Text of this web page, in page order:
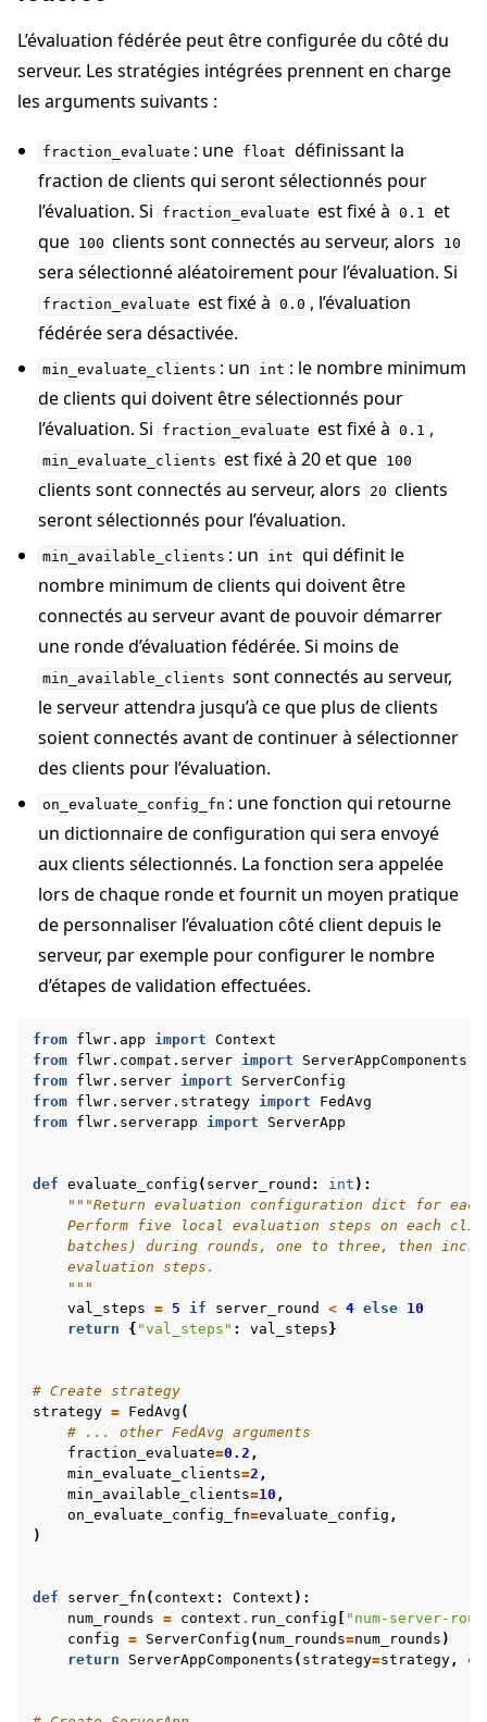
L’évaluation fédérée peut être configurée du côté du
serveur. Les stratégies intégrées prennent en charge
les arguments suivants :
fraction_evaluate : une float définissant la
fraction de clients qui seront sélectionnés pour
l’évaluation. Si
fraction_evaluate est fixé à 0.1 et
que 100 clients sont connectés au serveur, alors 10
sera sélectionné aléatoirement pour l’évaluation. Si
fraction_evaluate est fixé à 0.0 , l’évaluation
fédérée sera désactivée.
min_evaluate_clients : un int : le nombre minimum
de clients qui doivent être sélectionnés pour
l’évaluation. Si
fraction_evaluate est fixé à 0.1 ,
min_evaluate_clients est fixé à 20 et que 100
clients sont connectés au serveur, alors 20 clients
seront sélectionnés pour l’évaluation.
min_available_clients : un int qui définit le
nombre minimum de clients qui doivent être
connectés au serveur avant de pouvoir démarrer
une ronde d’évaluation fédérée. Si moins de
min_available_clients sont connectés au serveur,
le serveur attendra jusqu’à ce que plus de clients
soient connectés avant de continuer à sélectionner
des clients pour l’évaluation.
on_evaluate_config_fn : une fonction qui retourne
un dictionnaire de configuration qui sera envoyé
aux clients sélectionnés. La fonction sera appelée
lors de chaque ronde et fournit un moyen pratique
de personnaliser l’évaluation côté client depuis le
serveur, par exemple pour configurer le nombre
d’étapes de validation effectuées.
from flwr.app import Context
from flwr.compat.server import
ServerAppComponents
from flwr.server import
ServerConfig
from flwr.server.strategy import
FedAvg
from flwr.serverapp import ServerApp
def evaluate_config ( server_round : int ):
"""Return evaluation configuration dict for
Perform five local evaluation steps on each
batches) during rounds, one to three, then
    evaluation steps.
    """
val_steps = 5 if server_round < 4 else 10
return
{ "val_steps" : val_steps }
# Create strategy
strategy = FedAvg (
# ... other FedAvg arguments
fraction_evaluate=0.2 ,
min_evaluate_clients=2 ,
min_available_clients=10 ,
on_evaluate_config_fn=evaluate_config ,
)
def server_fn ( context : Context ):
num_rounds = context . run_config
"num-server-
config = ServerConfig ( num_rounds=num_rounds )
return
ServerAppComponents ( strategy=strategy,